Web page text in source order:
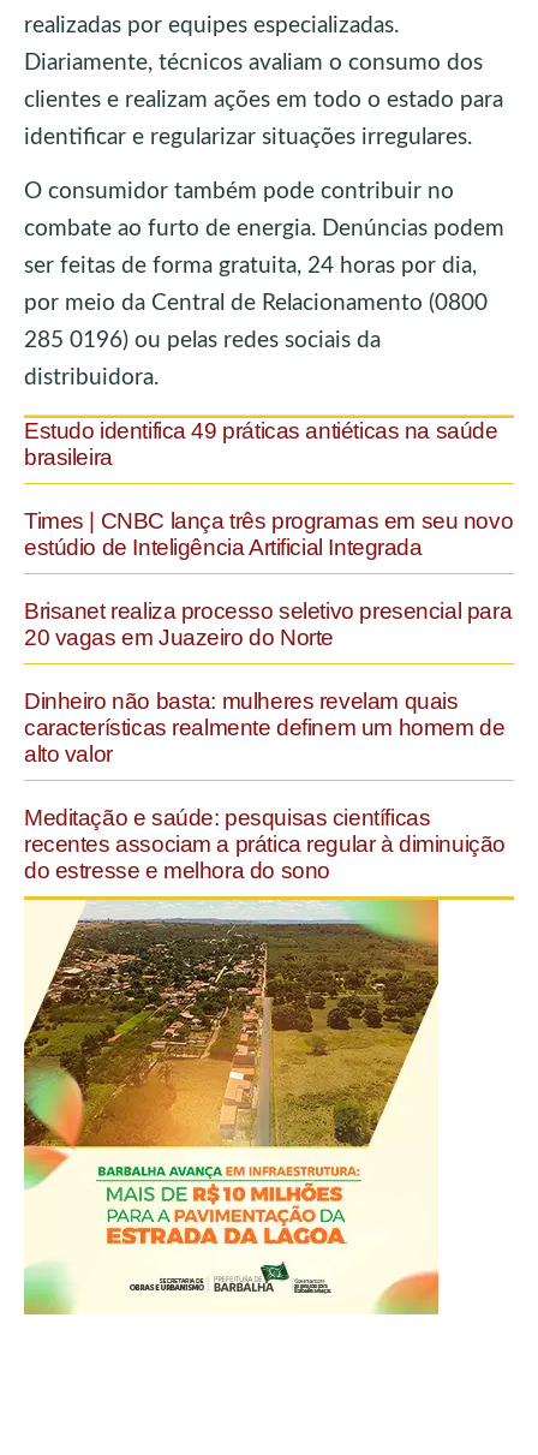
realizadas por equipes especializadas.
Diariamente, técnicos avaliam o consumo dos
clientes e realizam ações em todo o estado para
identificar e regularizar situações irregulares.
O consumidor também pode contribuir no
combate ao furto de energia. Denúncias podem
ser feitas de forma gratuita, 24 horas por dia,
por meio da Central de Relacionamento (0800
285 0196) ou pelas redes sociais da
distribuidora.
Estudo identifica 49 práticas antiéticas na saúde
brasileira
Times | CNBC lança três programas em seu novo
estúdio de Inteligência Artificial Integrada
Brisanet realiza processo seletivo presencial para
20 vagas em Juazeiro do Norte
Dinheiro não basta: mulheres revelam quais
características realmente definem um homem de
alto valor
Meditação e saúde: pesquisas científicas
recentes associam a prática regular à diminuição
do estresse e melhora do sono